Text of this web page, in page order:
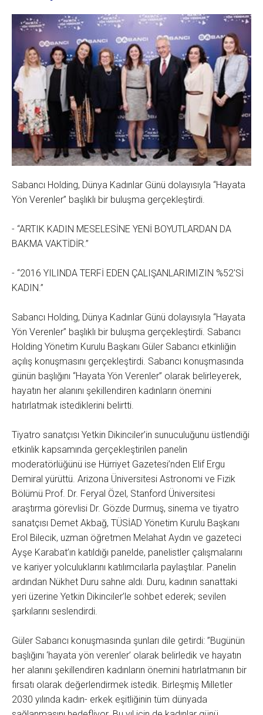
Sabancı Holding, Dünya Kadınlar Günü dolayısıyla “Hayata
Yön Verenler” başlıklı bir buluşma gerçekleştirdi.
- “ARTIK KADIN MESELESİNE YENİ BOYUTLARDAN DA
BAKMA VAKTİDİR.”
- “2016 YILINDA TERFİ EDEN ÇALIŞANLARIMIZIN %52'Sİ
KADIN.”
Sabancı Holding, Dünya Kadınlar Günü dolayısıyla “Hayata
Yön Verenler” başlıklı bir buluşma gerçekleştirdi. Sabancı
Holding Yönetim Kurulu Başkanı Güler Sabancı etkinliğin
açılış konuşmasını gerçekleştirdi. Sabancı konuşmasında
günün başlığını “Hayata Yön Verenler” olarak belirleyerek,
hayatın her alanını şekillendiren kadınların önemini
hatırlatmak istediklerini belirtti.
Tiyatro sanatçısı Yetkin Dikinciler’in sunuculuğunu üstlendiği
etkinlik kapsamında gerçekleştirilen panelin
moderatörlüğünü ise Hürriyet Gazetesi’nden Elif Ergu
Demiral yürüttü. Arizona Üniversitesi Astronomi ve Fizik
Bölümü Prof. Dr. Feryal Özel, Stanford Üniversitesi
araştırma görevlisi Dr. Gözde Durmuş, sinema ve tiyatro
sanatçısı Demet Akbağ, TÜSİAD Yönetim Kurulu Başkanı
Erol Bilecik, uzman öğretmen Melahat Aydın ve gazeteci
Ayşe Karabat’ın katıldığı panelde, panelistler çalışmalarını
ve kariyer yolculuklarını katılımcılarla paylaştılar. Panelin
ardından Nükhet Duru sahne aldı. Duru, kadının sanattaki
yeri üzerine Yetkin Dikinciler’le sohbet ederek; sevilen
şarkılarını seslendirdi.
Güler Sabancı konuşmasında şunları dile getirdi: ”Bugünün
başlığını ‘hayata yön verenler’ olarak belirledik ve hayatın
her alanını şekillendiren kadınların önemini hatırlatmanın bir
fırsatı olarak değerlendirmek istedik. Birleşmiş Milletler
2030 yılında kadın- erkek eşitliğinin tüm dünyada